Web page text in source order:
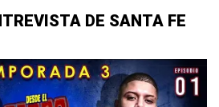
DE SANTA FE